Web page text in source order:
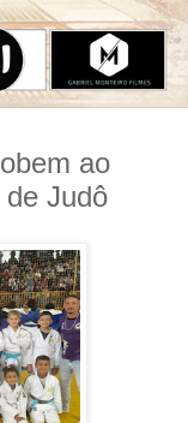
ao
de Judô